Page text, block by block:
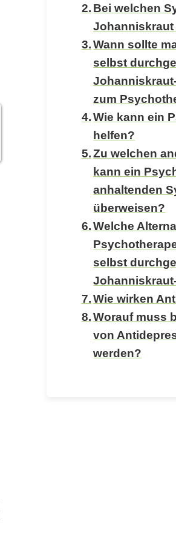
Bei welchen
Johanniskraut
Wann sollte
selbst
zum
Wie kann ein
helfen?
Zu welchen
kann ein
anhaltenden
überweisen?
Welche
selbst
Wie wirken
Worauf muss
von
werden?